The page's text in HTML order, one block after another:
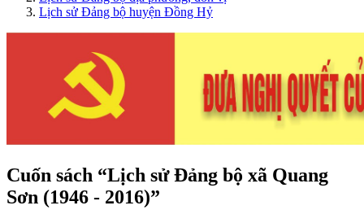
Lịch sử Đảng bộ huyện Đồng Hỷ
Cuốn sách “Lịch sử Đảng bộ xã Quang
Sơn (1946 - 2016)”